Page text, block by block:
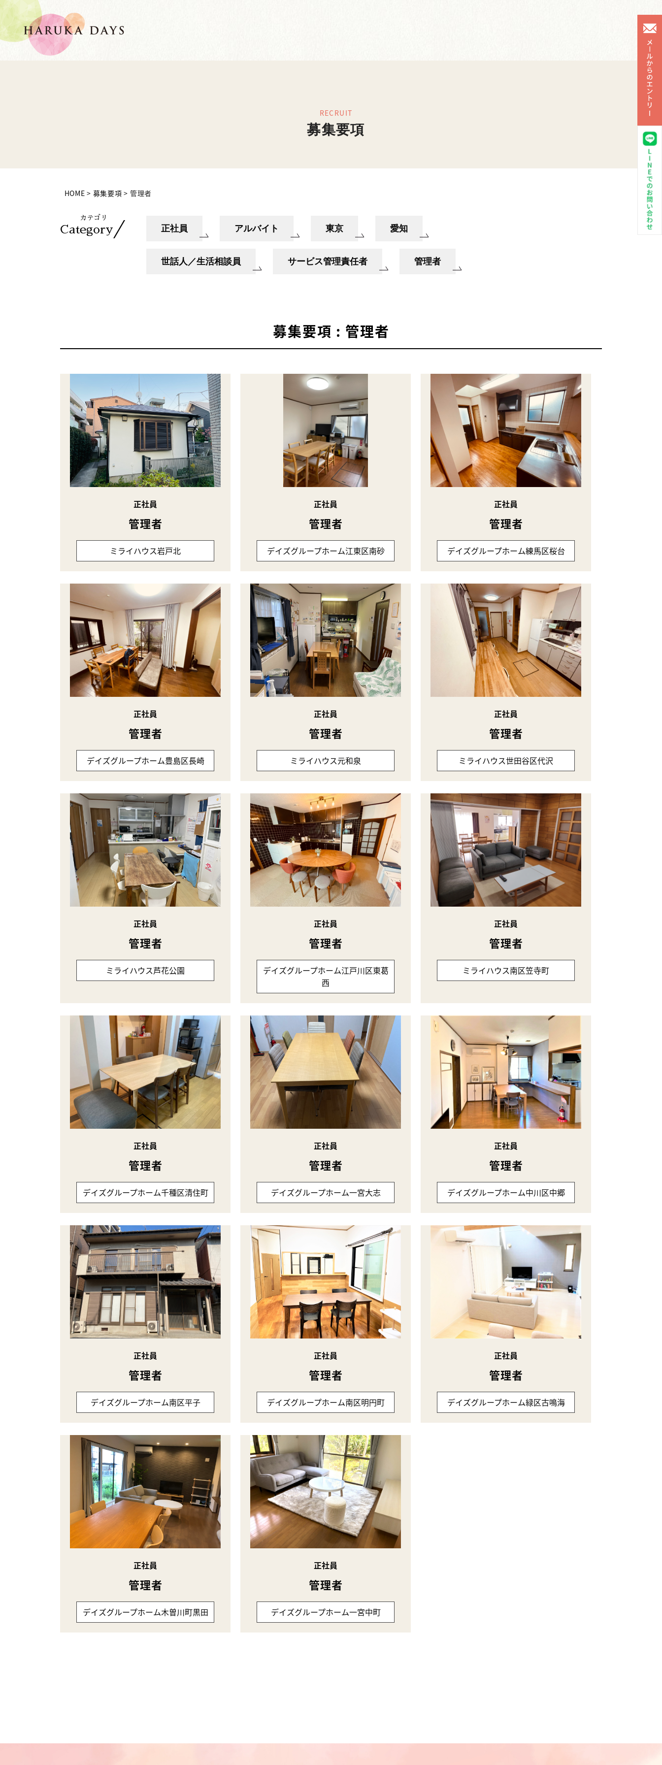
RECRUIT
募集要項
HOME 募集要項 管理者
カテゴリ
Category／ 正社員 アルバイト 東京 愛知
世話人／生活相談員 サービス管理責任者 管理者
募集要項 : 管理者
正社員
管理者
ミライハウス岩戸北
正社員
管理者
デイズグループホーム江東区南砂
正社員
管理者
デイズグループホーム練馬区桜台
正社員
管理者
デイズグループホーム豊島区長崎
正社員
管理者
ミライハウス元和泉
正社員
管理者
ミライハウス世田谷区代沢
正社員
管理者
ミライハウス芦花公園
正社員
管理者
デイズグループホーム江戸川区東葛
西
正社員
管理者
ミライハウス南区笠寺町
正社員
管理者
デイズグループホーム千種区清住町
正社員
管理者
デイズグループホーム一宮大志
正社員
管理者
デイズグループホーム中川区中郷
正社員
管理者
デイズグループホーム南区平子
正社員
管理者
デイズグループホーム南区明円町
正社員
管理者
デイズグループホーム緑区古鳴海
正社員
管理者
デイズグループホーム木曽川町黒田
正社員
管理者
デイズグループホーム一宮中町